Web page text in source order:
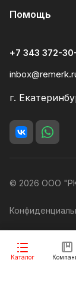
Каталог
Помощь
+7 343 372-
г.
© 2026 ООО